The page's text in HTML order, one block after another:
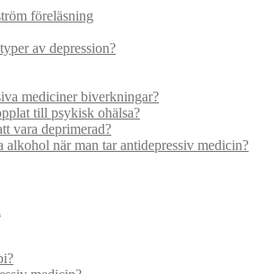
föreläsning
av depression?
mediciner biverkningar?
till psykisk ohälsa?
vara deprimerad?
alkohol när man tar antidepressiv medicin?